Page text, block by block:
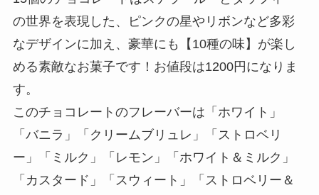
の世界を表現した、ピンクの星やリボンなど多彩
なデザインに加え、豪華にも【10種の味】が楽し
める素敵なお菓子です！お値段は1200円になりま
す。
このチョコレートのフレーバーは「ホワイト」
「バニラ」「クリームブリュレ」「ストロベリ
ー」「ミルク」「レモン」「ホワイト＆ミルク」
「カスタード」「スウィート」「ストロベリー＆